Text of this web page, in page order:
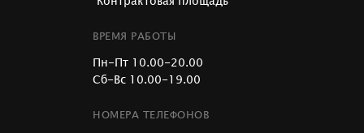
ВРЕМЯ РАБОТЫ
Пн-Пт 10.00-20.00
Сб-Вс 10.00-19.00
НОМЕРА ТЕЛЕФОНОВ